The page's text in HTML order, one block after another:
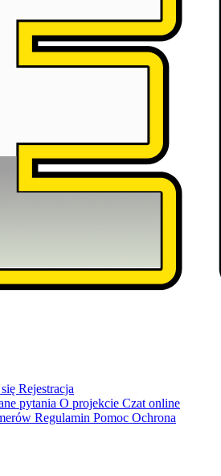
Rejestracja
pytania O projekcie Czat online
Regulamin Pomoc Ochrona